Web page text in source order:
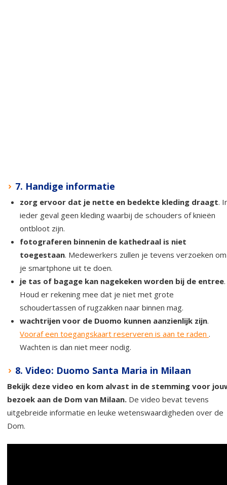
7. Handige informatie
zorg ervoor dat je nette en bedekte kleding draagt.
ieder geval geen kleding waarbij de schouders of knieën
ontbloot zijn.
fotograferen binnenin de kathedraal is niet
toegestaan. Medewerkers zullen je tevens verzoeken om
je smartphone uit te doen.
je tas of bagage kan nagekeken worden bij de entree.
Houd er rekening mee dat je niet met grote
schoudertassen of rugzakken naar binnen mag.
wachtrijen voor de Duomo kunnen aanzienlijk zijn.
Vooraf een toegangskaart reserveren is aan te raden .
Wachten is dan niet meer nodig.
8. Video: Duomo Santa Maria in Milaan
Bekijk deze video en kom alvast in de stemming voor
bezoek aan de Dom van Milaan. De video bevat tevens
uitgebreide informatie en leuke wetenswaardigheden over de
Dom.